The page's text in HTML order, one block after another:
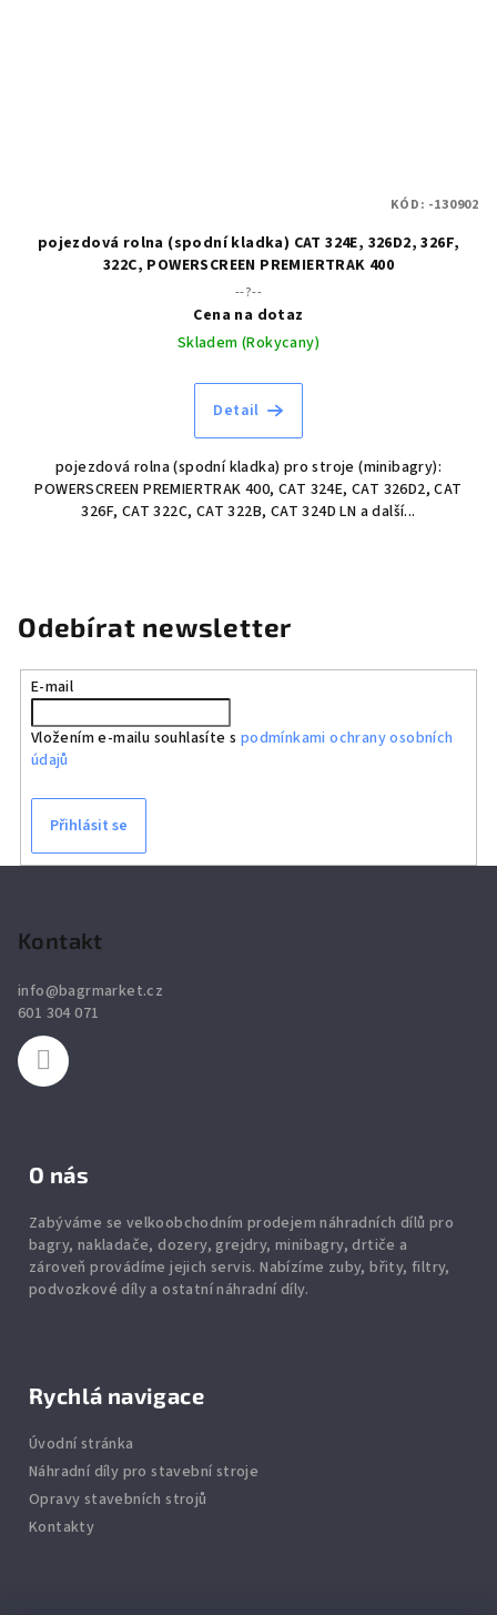
pojezdová rolna (spodní kladka) CAT 324E, 326D2, 326F,
322C, POWERSCREEN PREMIERTRAK 400
--?--
Cena na dotaz
Skladem (Rokycany)
Detail
pojezdová rolna (spodní kladka) pro stroje (minibagry):
POWERSCREEN PREMIERTRAK 400, CAT 324E, CAT 326D2, CAT
326F, CAT 322C, CAT 322B, CAT 324D LN a další...
KÓD: -130902
Odebírat newsletter
E-mail
Vložením e-mailu souhlasíte s podmínkami ochrany osobních
údajů
Přihlásit se
Kontakt
info@bagrmarket.cz
601 304 071
O nás
Zabýváme se velkoobchodním prodejem náhradních dílů pro
bagry, nakladače, dozery, grejdry, minibagry, drtiče a
zároveň provádíme jejich servis. Nabízíme zuby,břity,filtry,
podvozkové díly a ostatní náhradní díly.
Rychlá navigace
Úvodní stránka
Náhradní díly pro stavební stroje
Opravy stavebních strojů
Kontakty